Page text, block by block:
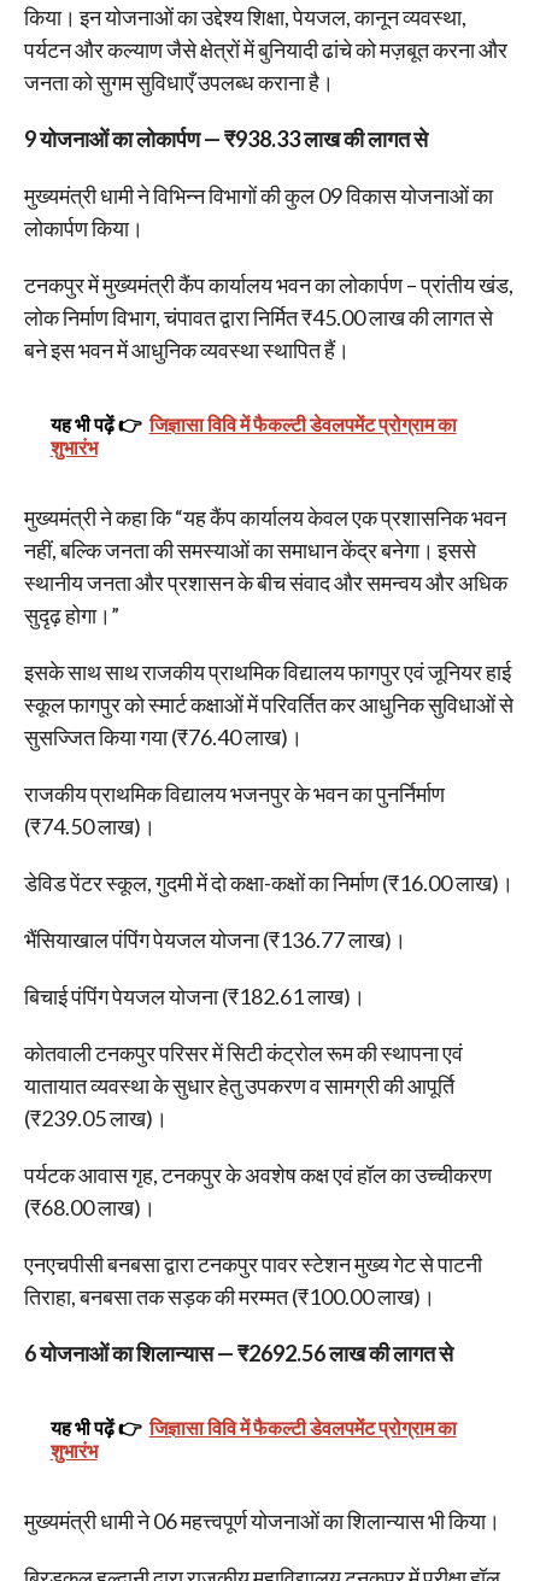
किया। इन योजनाओं का उद्देश्य शिक्षा, पेयजल, कानून व्यवस्था,
पर्यटन और कल्याण जैसे क्षेत्रों में बुनियादी ढांचे को मज़बूत करना और
जनता को सुगम सुविधाएँ उपलब्ध कराना है।
9 योजनाओं का लोकार्पण — ₹938.33 लाख की लागत से
मुख्यमंत्री धामी ने विभिन्न विभागों की कुल 09 विकास योजनाओं का
लोकार्पण किया।
टनकपुर में मुख्यमंत्री कैंप कार्यालय भवन का लोकार्पण – प्रांतीय खंड,
लोक निर्माण विभाग, चंपावत द्वारा निर्मित ₹45.00 लाख की लागत से
बने इस भवन में आधुनिक व्यवस्था स्थापित हैं।
यह भी पढ़ें 👉 जिज्ञासा विवि में फैकल्टी डेवलपमेंट प्रोग्राम का
शुभारंभ
मुख्यमंत्री ने कहा कि “यह कैंप कार्यालय केवल एक प्रशासनिक भवन
नहीं, बल्कि जनता की समस्याओं का समाधान केंद्र बनेगा। इससे
स्थानीय जनता और प्रशासन के बीच संवाद और समन्वय और अधिक
सुदृढ़ होगा।”
इसके साथ साथ राजकीय प्राथमिक विद्यालय फागपुर एवं जूनियर हाई
स्कूल फागपुर को स्मार्ट कक्षाओं में परिवर्तित कर आधुनिक सुविधाओं से
सुसज्जित किया गया (₹76.40 लाख)।
राजकीय प्राथमिक विद्यालय भजनपुर के भवन का पुनर्निर्माण
(₹74.50 लाख)।
डेविड पेंटर स्कूल, गुदमी में दो कक्षा-कक्षों का निर्माण (₹16.00 लाख)।
भैंसियाखाल पंपिंग पेयजल योजना (₹136.77 लाख)।
बिचाई पंपिंग पेयजल योजना (₹182.61 लाख)।
कोतवाली टनकपुर परिसर में सिटी कंट्रोल रूम की स्थापना एवं
यातायात व्यवस्था के सुधार हेतु उपकरण व सामग्री की आपूर्ति
(₹239.05 लाख)।
पर्यटक आवास गृह, टनकपुर के अवशेष कक्ष एवं हॉल का उच्चीकरण
(₹68.00 लाख)।
एनएचपीसी बनबसा द्वारा टनकपुर पावर स्टेशन मुख्य गेट से पाटनी
तिराहा, बनबसा तक सड़क की मरम्मत (₹100.00 लाख)।
6 योजनाओं का शिलान्यास — ₹2692.56 लाख की लागत से
यह भी पढ़ें 👉 जिज्ञासा विवि में फैकल्टी डेवलपमेंट प्रोग्राम का
शुभारंभ
मुख्यमंत्री धामी ने 06 महत्त्वपूर्ण योजनाओं का शिलान्यास भी किया।